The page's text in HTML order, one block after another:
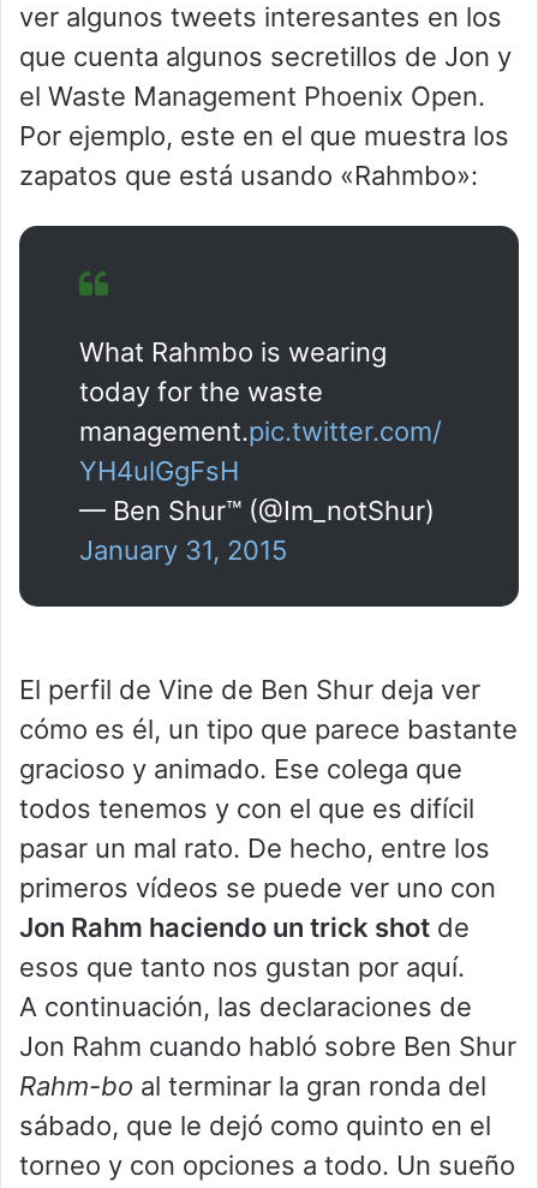
ver algunos tweets interesantes en los
que cuenta algunos secretillos de Jon y
el Waste Management Phoenix Open.
Por ejemplo, este en el que muestra los
zapatos que está usando «Rahmbo»:
What Rahmbo is wearing
today for the waste
management.pic.twitter.com/
YH4ulGgFsH
— Ben Shur™ (@Im_notShur)
January 31, 2015
El perfil de Vine de Ben Shur deja ver
cómo es él, un tipo que parece bastante
gracioso y animado. Ese colega que
todos tenemos y con el que es difícil
pasar un mal rato. De hecho, entre los
primeros vídeos se puede ver uno con
Jon Rahm haciendo un trick shot de
esos que tanto nos gustan por aquí.
A continuación, las declaraciones de
Jon Rahm cuando habló sobre Ben Shur
Rahm-bo al terminar la gran ronda del
sábado, que le dejó como quinto en el
torneo y con opciones a todo. Un sueño